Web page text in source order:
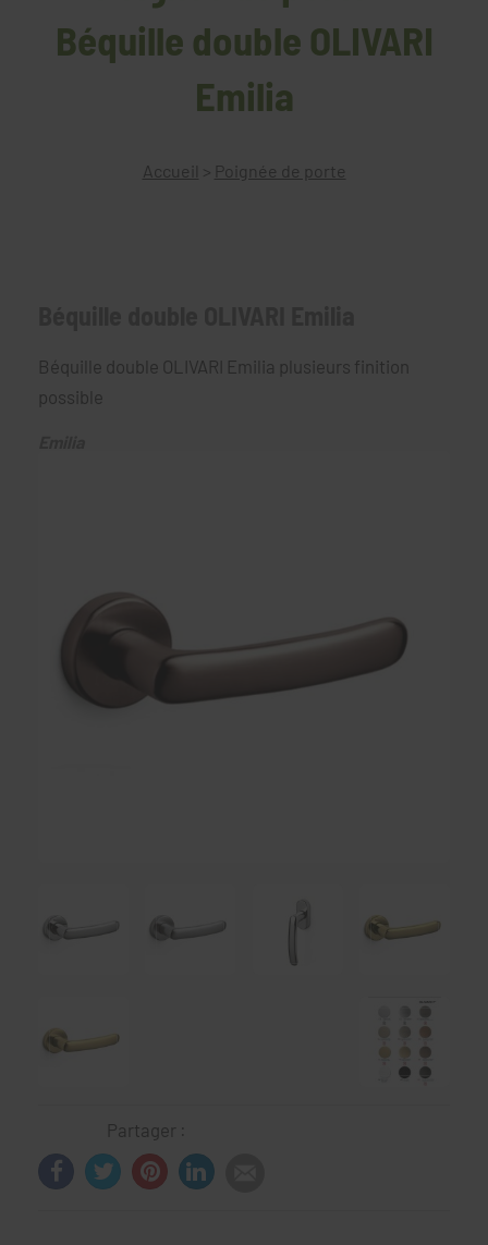
Béquille double OLIVARI
Emilia
Accueil > Poignée de porte
Béquille double OLIVARI Emilia plusieurs finition
possible
Partager :